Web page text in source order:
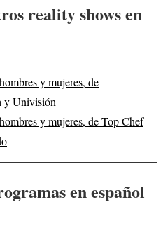
reality shows en
y mujeres, de
y Univisión
y mujeres, de Top Chef
en español